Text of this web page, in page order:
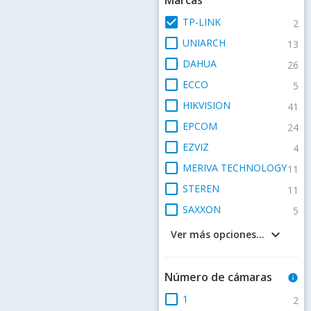
check_box TP-LINK 2
check_box_outline_blank UNIARCH 13
check_box_outline_blank DAHUA 26
check_box_outline_blank ECCO 5
check_box_outline_blank HIKVISION 41
check_box_outline_blank EPCOM 24
check_box_outline_blank EZVIZ 4
check_box_outline_blank MERIVA TECHNOLOGY11
check_box_outline_blank STEREN 11
check_box_outline_blank SAXXON 5
keyboard_arrow_down
Ver más opciones...
Número de cámaras info
check_box_outline_blank 1 2